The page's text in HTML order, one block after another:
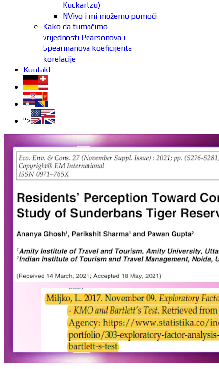
Kuckartzu)
NVivo i mi možemo pomoći
Kako da tumačimo
vrijednosti Pearsonova i
Spearmanova koeficijenta
korelacije
Kontakt
">